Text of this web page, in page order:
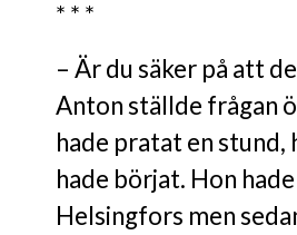
* * *
– Är du säker på att
Anton ställde frågan
hade pratat en stund,
hade börjat. Hon
Helsingfors men